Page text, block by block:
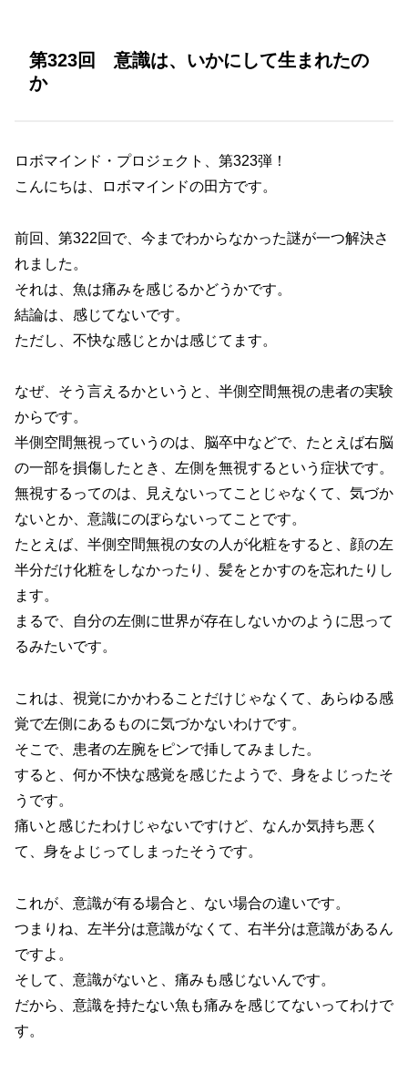
第323回 意識は、いかにして生まれたの
か
ロボマインド・プロジェクト、第323弾！
こんにちは、ロボマインドの田方です。
前回、第322回で、今までわからなかった謎が一つ解決さ
れました。
それは、魚は痛みを感じるかどうかです。
結論は、感じてないです。
ただし、不快な感じとかは感じてます。
なぜ、そう言えるかというと、半側空間無視の患者の実験
からです。
半側空間無視っていうのは、脳卒中などで、たとえば右脳
の一部を損傷したとき、左側を無視するという症状です。
無視するってのは、見えないってことじゃなくて、気づか
ないとか、意識にのぼらないってことです。
たとえば、半側空間無視の女の人が化粧をすると、顔の左
半分だけ化粧をしなかったり、髪をとかすのを忘れたりし
ます。
まるで、自分の左側に世界が存在しないかのように思って
るみたいです。
これは、視覚にかかわることだけじゃなくて、あらゆる感
覚で左側にあるものに気づかないわけです。
そこで、患者の左腕をピンで挿してみました。
すると、何か不快な感覚を感じたようで、身をよじったそ
うです。
痛いと感じたわけじゃないですけど、なんか気持ち悪く
て、身をよじってしまったそうです。
これが、意識が有る場合と、ない場合の違いです。
つまりね、左半分は意識がなくて、右半分は意識があるん
ですよ。
そして、意識がないと、痛みも感じないんです。
だから、意識を持たない魚も痛みを感じてないってわけで
す。